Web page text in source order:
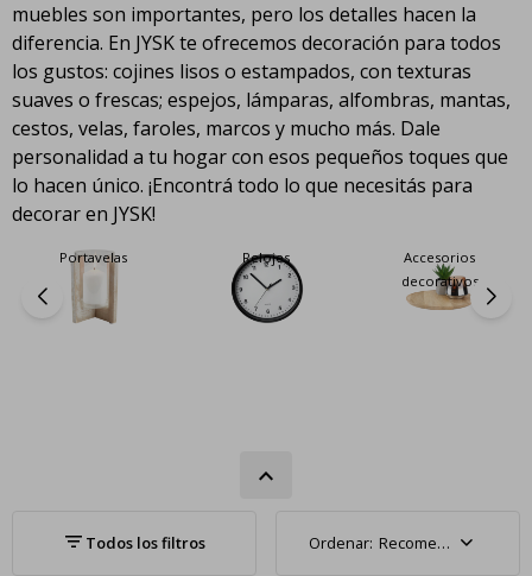
muebles son importantes, pero los detalles hacen la
diferencia. En JYSK te ofrecemos decoración para todos
los gustos: cojines lisos o estampados, con texturas
suaves o frescas; espejos, lámparas, alfombras, mantas,
cestos, velas, faroles, marcos y mucho más. Dale
personalidad a tu hogar con esos pequeños toques que
lo hacen único. ¡Encontrá todo lo que necesitás para
decorar en JYSK!
Portavelas Relojes
Accesorios
decorativos
Recomendados